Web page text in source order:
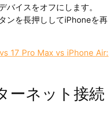
バイスをオフにします。
ンを長押ししてiPhoneを再
17 Pro Max vs iPhone Air:
ーネット接続